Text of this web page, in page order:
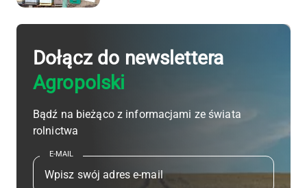
Dołącz do newslettera
Agropolski
Bądź na bieżąco z informacjami ze świata
rolnictwa
E-MAIL